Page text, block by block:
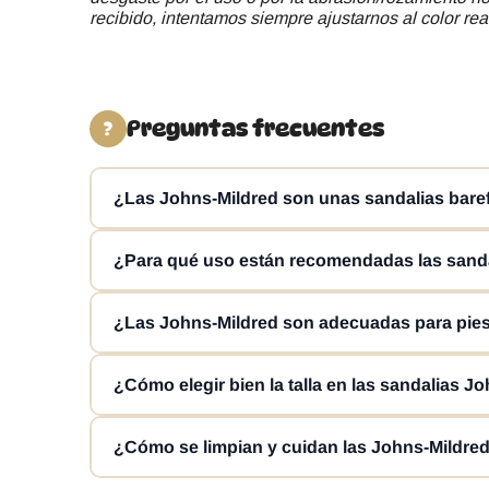
recibido, intentamos siempre ajustarnos al color
? Preguntas frecuentes
¿Las Johns-Mildred son unas sandalias
Sí, las Johns-Mildred están pensadas como
gran flexibilidad y una estructura que favorece el
¿Para qué uso están recomendadas las
Las Johns-Mildred son una opción ideal para el día
que se busca un calzado infantil fresco, cómodo y
¿Las Johns-Mildred son adecuadas para
Sí, uno de sus puntos fuertes es su puntera ancha,
buscan sandalias respetuosas infantiles que no
¿Cómo elegir bien la talla en las sandalias
Para escoger correctamente la talla, se
importante para conseguir un ajuste cómodo y
¿Cómo se limpian y cuidan las Johns-